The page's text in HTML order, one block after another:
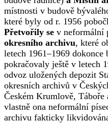
místnosti v budově
které byly od r. 1956
Přetvořily se v neformální
okresního archivu, které
letech 1961–1969
pokračovaly ještě v letech
odvoz uložených depozit
okresních archivů v
Českém Krumlově,
vlastně ona neformální
archivu fakticky